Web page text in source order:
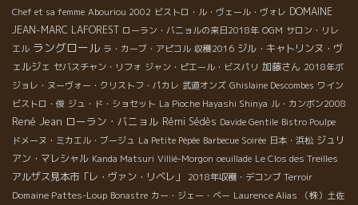
Chef et sa femme Abouriou 2002 ビストロ・ル・ヴェール・ヴォレ DOMAINE
JEAN-MARC LAFOREST ローラン・バニョルの来日2018年 OGM サロン・リレ
エル ラングロール ラ・カーブ・アピコル 収穫2016 ジル・キャトリンヌ・ヴ
ェルジェ セバスチャン・リフォ ジャン・ピエール・ビスパリ 加藤さん 2018年ボ
ジョレ・ヌーヴォー・クリストフ・パカレ 武道オンズ Ghislaine Descombes ワイン
ビストロ・俊 ジュ・ド・ショセット La Pioche Hayashi Shinya ル・カンボン2008
René Jean ローラン・バニョル Rémi Sédès Davide Gentile Bistro Poulpe
ドメーヌ・ミカエル・ブージュ La Petite Pépée Barbecue Soirée 日本・浜松 ジュリ
アン・マレシャル Kanda Matsuri Villié-Morgon oeuillade Le Clos des Treilles
アルザス見本市「レ・ヴァン・リベレ」 2018年収穫・デコンブ Terroir
Domaine Pattes-Loup Bonastre カー・ジェー・ベー Laurence Alias
（株）土佐